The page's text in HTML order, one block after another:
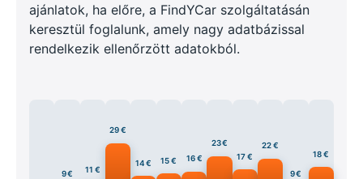
ajánlatok, ha előre, a FindYCar szolgáltatásán
keresztül foglalunk, amely nagy adatbázissal
rendelkezik ellenőrzött adatokból.
9 € 11 €
29 €
14 € 15 € 16 €
23 €
17 €
22 €
9 €
18 €